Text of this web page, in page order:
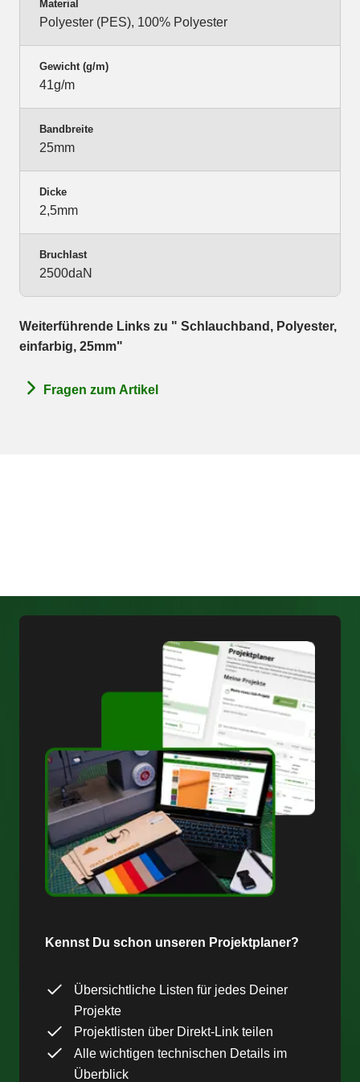
Material
Polyester (PES), 100% Polyester
Gewicht (g/m)
41g/m
Bandbreite
25mm
Dicke
2,5mm
Bruchlast
2500daN
Weiterführende Links zu " Schlauchband, Polyester,
einfarbig, 25mm"
Fragen zum Artikel
Kennst Du schon unseren Projektplaner?
Übersichtliche Listen für jedes Deiner
Projekte
Projektlisten über Direkt-Link teilen
Alle wichtigen technischen Details im
Überblick